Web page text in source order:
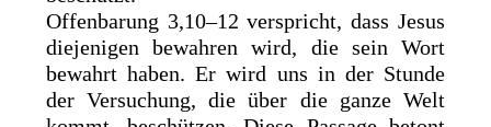
Offenbarung 3,10–12 verspricht, dass Jesus
diejenigen bewahren wird, die sein Wort
bewahrt haben. Er wird uns in der Stunde
der Versuchung, die über die ganze Welt